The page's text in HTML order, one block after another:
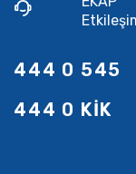
444 0 545
444 0 KİK